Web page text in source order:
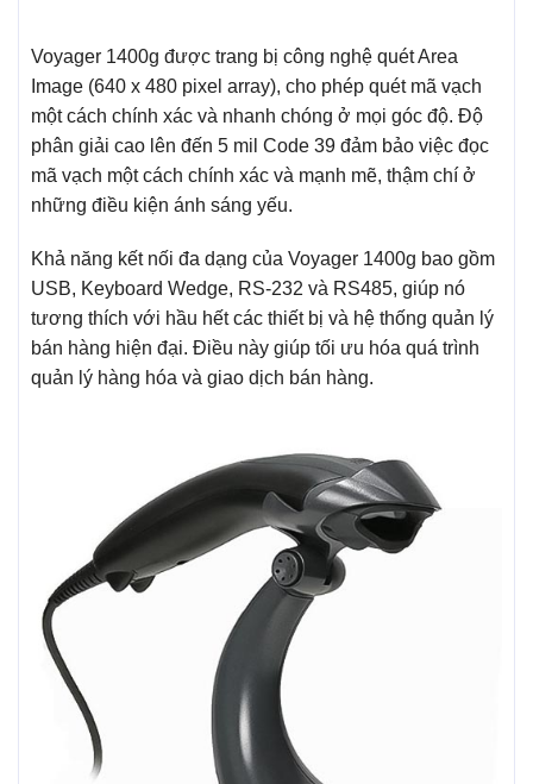
Voyager 1400g được trang bị công nghệ quét Area
Image (640 x 480 pixel array), cho phép quét mã vạch
một cách chính xác và nhanh chóng ở mọi góc độ. Độ
phân giải cao lên đến 5 mil Code 39 đảm bảo việc đọc
mã vạch một cách chính xác và mạnh mẽ, thậm chí ở
những điều kiện ánh sáng yếu.
Khả năng kết nối đa dạng của Voyager 1400g bao gồm
USB, Keyboard Wedge, RS-232 và RS485, giúp nó
tương thích với hầu hết các thiết bị và hệ thống quản lý
bán hàng hiện đại. Điều này giúp tối ưu hóa quá trình
quản lý hàng hóa và giao dịch bán hàng.